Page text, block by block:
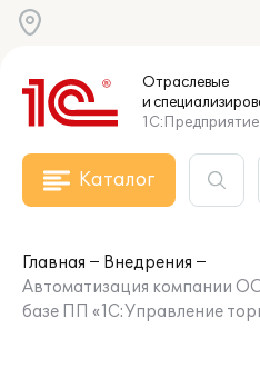
Отраслевые
и
1С:Предприятие
Каталог
Главная
Внедрения
Автоматизация компании
базе ПП «1С:Управление